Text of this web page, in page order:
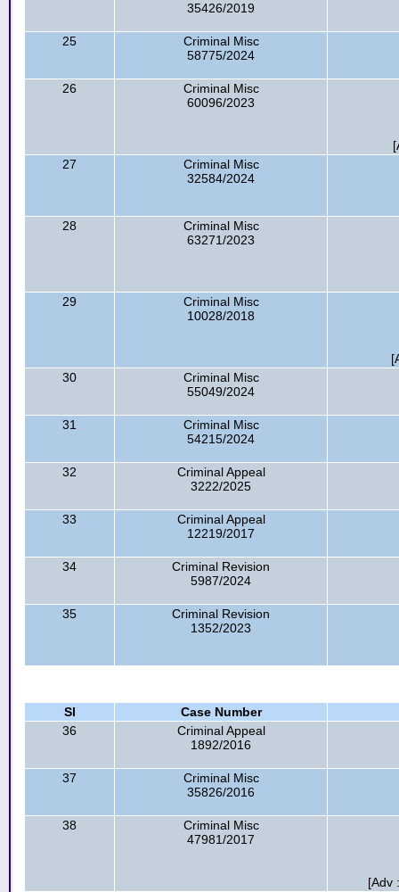
35426/2019
25
Criminal Misc
58775/2024
26
Criminal Misc
60096/2023
27
Criminal Misc
32584/2024
28
Criminal Misc
63271/2023
29
Criminal Misc
10028/2018
30
Criminal Misc
55049/2024
31
Criminal Misc
54215/2024
32
Criminal Appeal
3222/2025
33
Criminal Appeal
12219/2017
34
Criminal Revision
5987/2024
35
Criminal Revision
1352/2023
Sl
Case Number
36
Criminal Appeal
1892/2016
37
Criminal Misc
35826/2016
38
Criminal Misc
47981/2017
[Adv